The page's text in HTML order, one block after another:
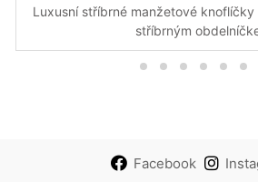
Luxusní stříbrné manžetové
stříbrným
Facebook